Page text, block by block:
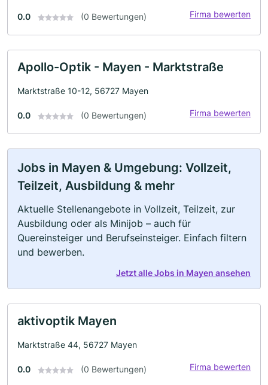
0.0 (0 Bewertungen) Firma bewerten
Apollo-Optik - Mayen - Marktstraße
Marktstraße 10-12, 56727 Mayen
0.0 (0 Bewertungen) Firma bewerten
Jobs in Mayen & Umgebung: Vollzeit,
Teilzeit, Ausbildung & mehr
Aktuelle Stellenangebote in Vollzeit, Teilzeit, zur
Ausbildung oder als Minijob – auch für
Quereinsteiger und Berufseinsteiger. Einfach filtern
und bewerben.
Jetzt alle Jobs in Mayen ansehen
aktivoptik Mayen
Marktstraße 44, 56727 Mayen
0.0 (0 Bewertungen) Firma bewerten